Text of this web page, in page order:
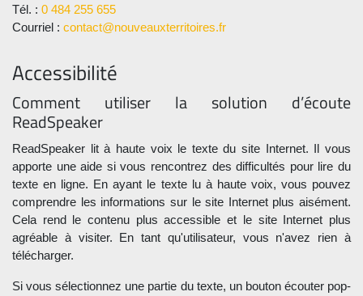
Tél. : 0 484 255 655
Courriel : contact@nouveauxterritoires.fr
Accessibilité
Comment utiliser la solution d’écoute
ReadSpeaker
ReadSpeaker lit à haute voix le texte du site Internet. Il vous
apporte une aide si vous rencontrez des difficultés pour lire du
texte en ligne. En ayant le texte lu à haute voix, vous pouvez
comprendre les informations sur le site Internet plus aisément.
Cela rend le contenu plus accessible et le site Internet plus
agréable à visiter. En tant qu'utilisateur, vous n'avez rien à
télécharger.
Si vous sélectionnez une partie du texte, un bouton écouter pop-